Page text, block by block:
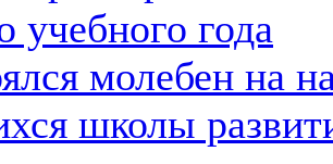
учебного года
молебен на
школы